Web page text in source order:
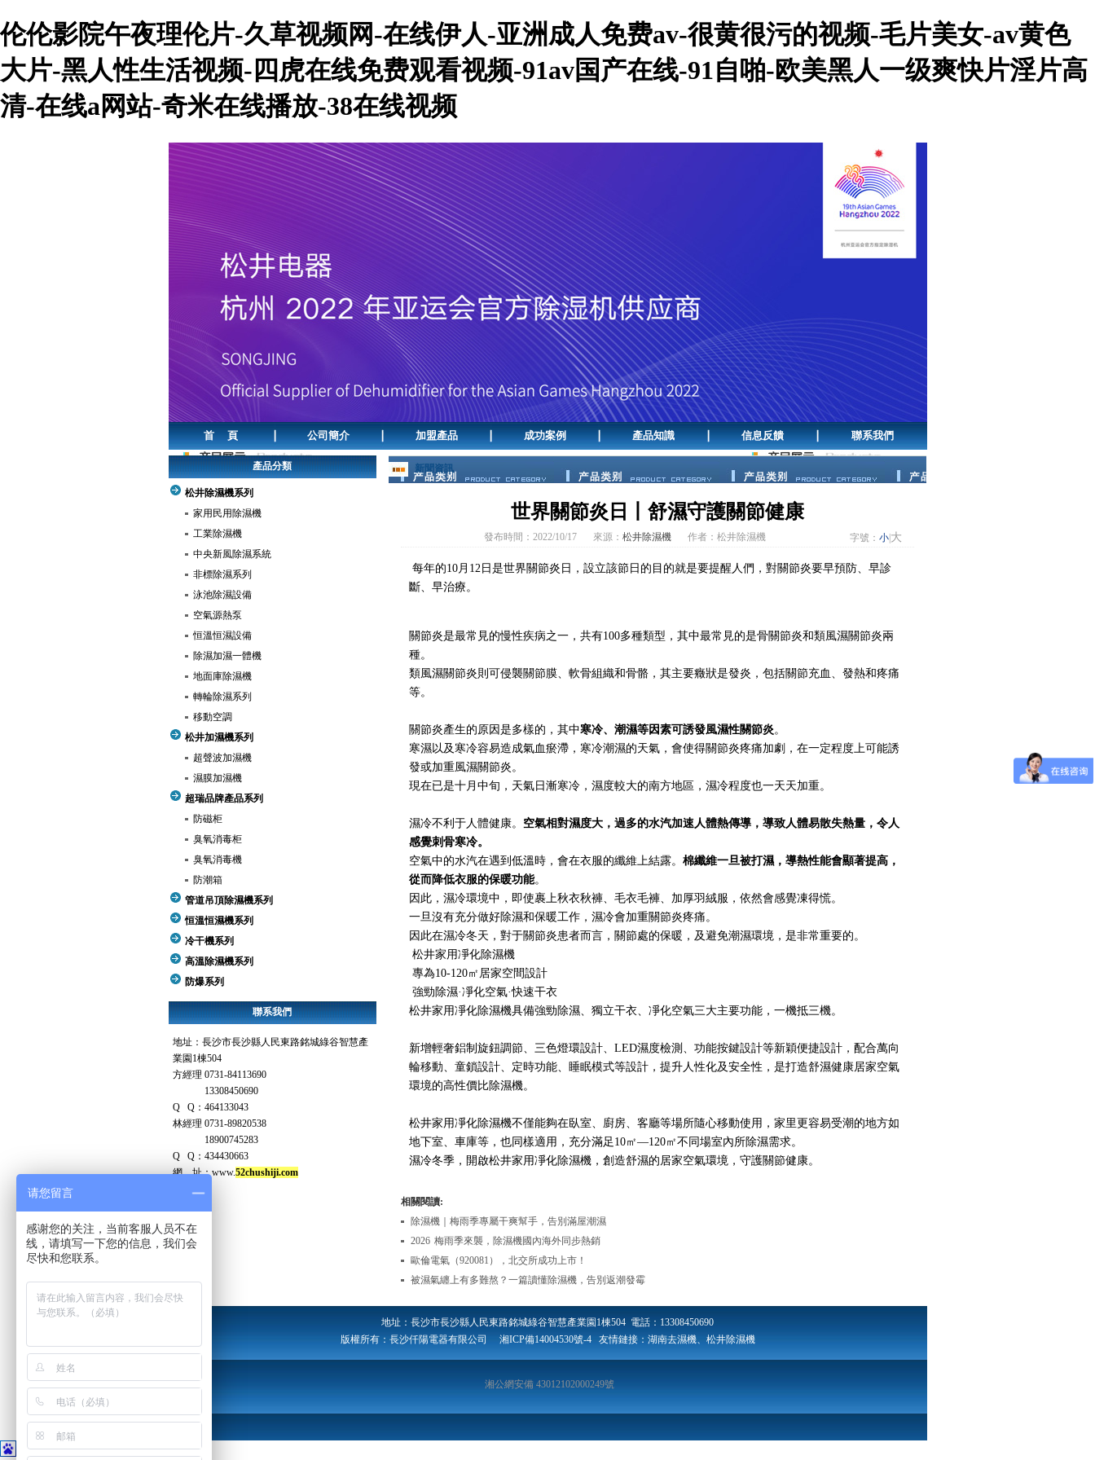
伦伦影院午夜理伦片-久草视频网-在线伊人-亚洲成人免费av-很黄很污的视频-毛片美女-av黄色
大片-黑人性生活视频-四虎在线免费观看视频-91av国产在线-91自啪-欧美黑人一级爽快片淫片高
清-在线a网站-奇米在线播放-38在线视频
首 頁 公司簡介 加盟產品 成功案例 產品知識 信息反饋 聯系我們
產品分類
松井除濕機系列
家用民用除濕機
工業除濕機
中央新風除濕系統
非標除濕系列
泳池除濕設備
空氣源熱泵
恒溫恒濕設備
除濕加濕一體機
地面庫除濕機
轉輪除濕系列
移動空調
松井加濕機系列
超聲波加濕機
濕膜加濕機
超瑞品牌產品系列
防磁柜
臭氧消毒柜
臭氧消毒機
防潮箱
管道吊頂除濕機系列
恒溫恒濕機系列
冷干機系列
高溫除濕機系列
防爆系列
聯系我們
地址：長沙市長沙縣人民東路銘城綠谷智慧產
業園1棟504
方經理 0731-84113690
13308450690
Q Q：464133043
林經理 0731-89820538
18900745283
Q Q：434430663
網 址：www.52chushiji.com
新聞資訊
世界關節炎日丨舒濕守護關節健康
字號： 小|大
發布時間：2022/10/17 來源： 松井除濕機 作者：松井除濕機
每年的10月12日是世界關節炎日，設立該節日的目的就是要提醒人們，對關節炎要早預防、早診
斷、早治療。
關節炎是最常見的慢性疾病之一，共有100多種類型，其中最常見的是骨關節炎和類風濕關節炎兩
種。
類風濕關節炎則可侵襲關節膜、軟骨組織和骨骼，其主要癥狀是發炎，包括關節充血、發熱和疼痛
等。
關節炎產生的原因是多樣的，其中寒冷、潮濕等因素可誘發風濕性關節炎。
寒濕以及寒冷容易造成氣血瘀滯，寒冷潮濕的天氣，會使得關節炎疼痛加劇，在一定程度上可能誘
發或加重風濕關節炎。
現在已是十月中旬，天氣日漸寒冷，濕度較大的南方地區，濕冷程度也一天天加重。
濕冷不利于人體健康。 空氣相對濕度大，過多的水汽加速人體熱傳導，導致人體易散失熱量，令人
感覺刺骨寒冷。
空氣中的水汽在遇到低溫時，會在衣服的纖維上結露。 棉纖維一旦被打濕，導熱性能會顯著提高，
從而降低衣服的保暖功能。
因此，濕冷環境中，即使裹上秋衣秋褲、毛衣毛褲、加厚羽絨服，依然會感覺凍得慌。
一旦沒有充分做好除濕和保暖工作，濕冷會加重關節炎疼痛。
因此在濕冷冬天，對于關節炎患者而言，關節處的保暖，及避免潮濕環境，是非常重要的。
松井家用凈化除濕機
專為10-120㎡居家空間設計
強勁除濕·凈化空氣·快速干衣
松井家用凈化除濕機具備強勁除濕、獨立干衣、凈化空氣三大主要功能，一機抵三機。
新增輕奢鋁制旋鈕調節、三色燈環設計、LED濕度檢測、功能按鍵設計等新穎便捷設計，配合萬向
輪移動、童鎖設計、定時功能、睡眠模式等設計，提升人性化及安全性，是打造舒濕健康居家空氣
環境的高性價比除濕機。
松井家用凈化除濕機不僅能夠在臥室、廚房、客廳等場所隨心移動使用，家里更容易受潮的地方如
地下室、車庫等，也同樣適用，充分滿足10㎡—120㎡不同場室內所除濕需求。
濕冷冬季，開啟松井家用凈化除濕機，創造舒濕的居家空氣環境，守護關節健康。
相關閱讀:
除濕機｜梅雨季專屬干爽幫手，告別滿屋潮濕
2026 梅雨季來襲，除濕機國內海外同步熱銷
歐倫電氣（920081），北交所成功上市！
被濕氣纏上有多難熬？一篇讀懂除濕機，告別返潮發霉
地址：長沙市長沙縣人民東路銘城綠谷智慧產業園1棟504 電話：13308450690
版權所有：長沙仟陽電器有限公司
湘ICP備14004530號-4友情鏈接： 湖南去濕機、 松井除濕機
湘公網安備 43012102000249號
请您留言
感谢您的关注，当前客服人员不在
线，请填写一下您的信息，我们会
尽快和您联系。